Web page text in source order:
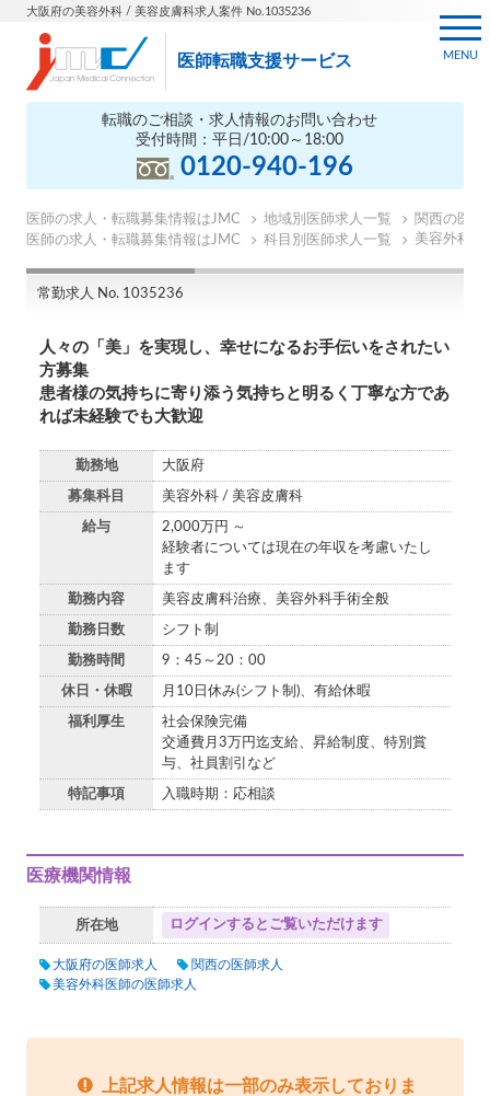
大阪府の美容外科 / 美容皮膚科求人案件 No.1035236
医師転職支援サービス
転職のご相談・求人情報のお問い合わせ
受付時間：平日/10:00～18:00
0120-940-196
MENU
医師の求人・転職募集情報はJMC 地域別医師求人一覧
関西の医師
医師の求人・転職募集情報はJMC
科目別医師求人一覧 美容外科医
常勤求人 No. 1035236
人々の「美」を実現し、幸せになるお手伝いをされたい
方募集
患者様の気持ちに寄り添う気持ちと明るく丁寧な方であ
れば未経験でも大歓迎
勤務地 大阪府
募集科目 美容外科 / 美容皮膚科
給与
2,000万円 ～
経験者については現在の年収を考慮いたし
ます
勤務内容 美容皮膚科治療、美容外科手術全般
勤務日数 シフト制
勤務時間 9：45～20：00
休日・休暇 月10日休み(シフト制)、有給休暇
福利厚生
社会保険完備
交通費月3万円迄支給、昇給制度、特別賞
与、社員割引など
特記事項 入職時期：応相談
医療機関情報
所在地 ログインするとご覧いただけます
大阪府の医師求人
関西の医師求人
美容外科医師の医師求人
上記求人情報は一部のみ表示しておりま